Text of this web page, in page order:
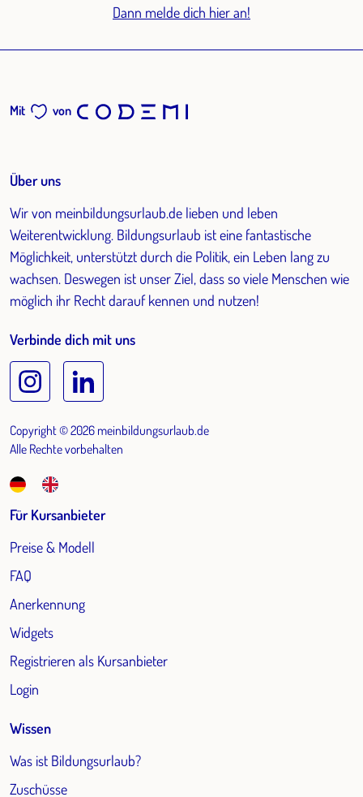
Dann melde dich hier an!
Mit von
Über uns
Wir von meinbildungsurlaub.de lieben und leben
Weiterentwicklung. Bildungsurlaub ist eine fantastische
Möglichkeit, unterstützt durch die Politik, ein Leben lang zu
wachsen. Deswegen ist unser Ziel, dass so viele Menschen wie
möglich ihr Recht darauf kennen und nutzen!
Verbinde dich mit uns
Copyright © 2026 meinbildungsurlaub.de
Alle Rechte vorbehalten
Für Kursanbieter
Preise & Modell
FAQ
Anerkennung
Widgets
Registrieren als Kursanbieter
Login
Wissen
Was ist Bildungsurlaub?
Zuschüsse